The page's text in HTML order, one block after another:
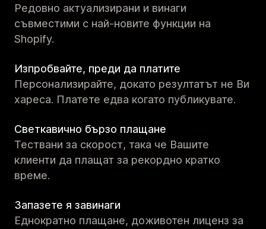
Редовно актуализирани и винаги
съвместими с най-новите функции на
Shopify.
Изпробвайте, преди да платите
Персонализирайте, докато резултатът не Ви
хареса. Платете едва когато публикувате.
Светкавично бързо плащане
Тествани за скорост, така че Вашите
клиенти да плащат за рекордно кратко
време.
Запазете я завинаги
Еднократно плащане, доживотен лиценз за